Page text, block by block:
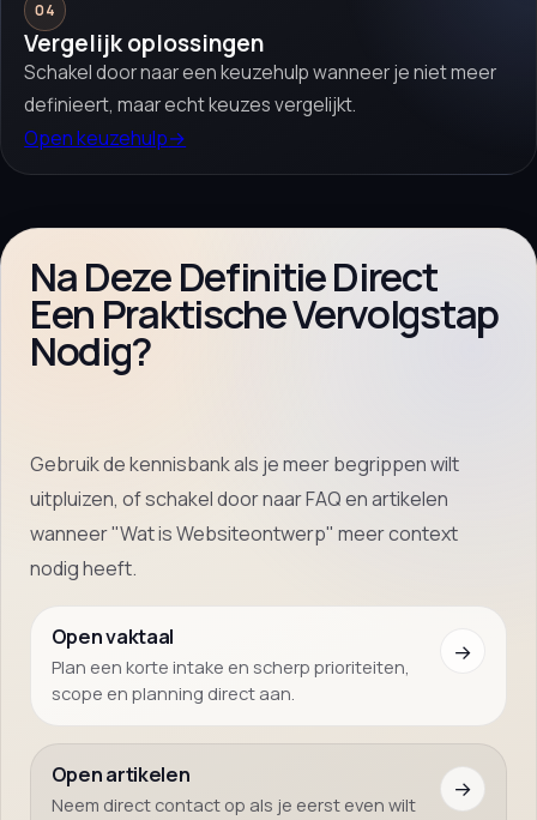
04
Vergelijk oplossingen
Schakel door naar een keuzehulp wanneer je niet meer
definieert, maar echt keuzes vergelijkt.
Open keuzehulp→
Na Deze Definitie Direct
Een Praktische Vervolgstap
Nodig?
Gebruik de kennisbank als je meer begrippen wilt
uitpluizen, of schakel door naar FAQ en artikelen
wanneer "Wat is Websiteontwerp" meer context
nodig heeft.
Open vaktaal
Plan een korte intake en scherp prioriteiten,
scope en planning direct aan.
→
Open artikelen
Neem direct contact op als je eerst even wilt
→